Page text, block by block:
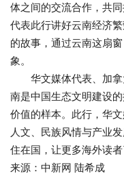
体之间的交流合作，共
代表此行讲好云南经济
的故事，通过云南这扇
象。
华文媒体代表、加拿
南是中国生态文明建设
价值的样本。此行，华
人文、民族风情与产业
住在国，让更多海外读
来源：中新网 陆希成